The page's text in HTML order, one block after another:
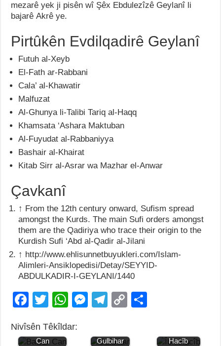
mezarê yek ji pisên wî Şêx Ebdulezîzê Geylanî li
bajarê Akrê ye.
Pirtûkên Evdilqadirê Geylanî
Futuh al-Xeyb
El-Fath ar-Rabbani
Cala’ al-Khawatir
Malfuzat
Al-Ghunya li-Talibi Tariq al-Haqq
Khamsata ‘Ashara Maktuban
Al-Fuyudat al-Rabbaniyya
Bashair al-Khairat
Kitab Sirr al-Asrar wa Mazhar el-Anwar
Çavkanî
↑ From the 12th century onward, Sufism spread
amongst the Kurds. The main Sufi orders amongst
them are the Qadiriya who trace their origin to the
Kurdish Sufi ‘Abd al-Qadir al-Jilani
↑ http://www.ehlisunnetbuyukleri.com/Islam-
Alimleri-Ansiklopedisi/Detay/SEYYID-
ABDULKADIR-I-GEYLANI/1440
F
c
T
tt
W
at
M
ss
T
e
C
p
ar
Nivîsên Têkîldar:
Jiyana Bawer
Can
Gulbihar
Hacîb